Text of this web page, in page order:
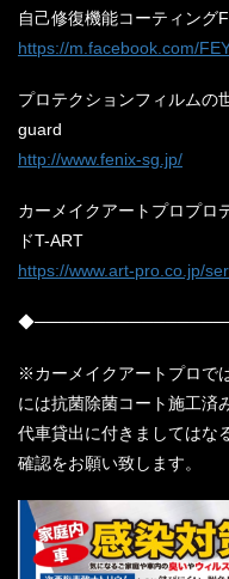
自己修復機能コーティング
https://m.facebook.com/
プロテクションフィルムの
guard
http://www.fenix-sg.jp/
カーメイクアートプロプロ
ドT-ART
https://www.art-pro.co.jp/
※カーメイクアートプロで
には抗菌除菌コート施工済
代車貸出に付きましてはな
確認をお願い致します。